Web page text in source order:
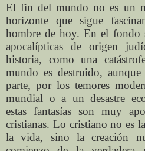
El fin del mundo no es un
horizonte que sigue
hombre de hoy. En el fondo
apocalípticas de origen
historia, como una
mundo es destruido,
parte, por los temores
mundial o a un desastre
estas fantasías son muy
cristianas. Lo cristiano no es
la vida, sino la creación